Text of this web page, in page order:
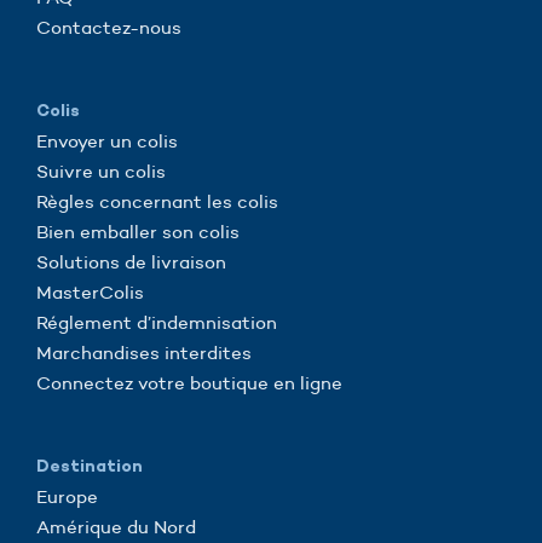
Contactez-nous
Colis
Envoyer un colis
Suivre un colis
Règles concernant les colis
Bien emballer son colis
Solutions de livraison
MasterColis
Réglement d’indemnisation
Marchandises interdites
Connectez votre boutique en ligne
Destination
Europe
Amérique du Nord